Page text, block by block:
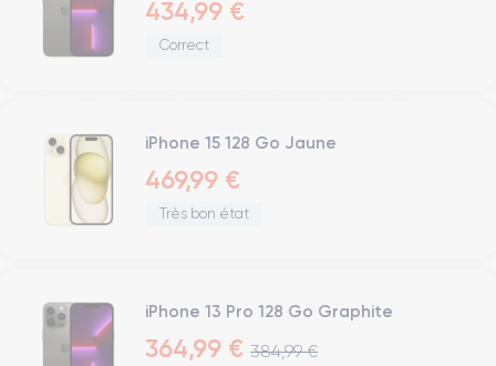
434,99 €
Correct
iPhone 15 128 Go Jaune
469,99 €
Très bon état
iPhone 13 Pro 128 Go Graphite
364,99 € 384,99 €